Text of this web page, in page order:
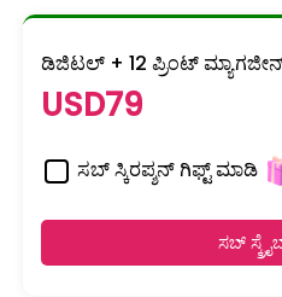
ಡಿಜಿಟಲ್ + 12 ಪ್ರಿಂಟ್
USD79
ಸಬ್ ಸ್ಕಿರಪ್ಶನ್ ಗಿಫ್ಟ್ ಮಾಡಿ
ಸಬ್